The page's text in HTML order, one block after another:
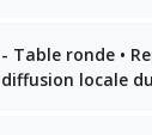
- Table ronde •
diffusion locale